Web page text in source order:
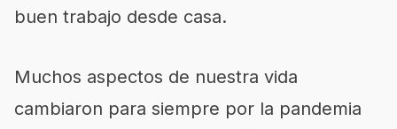
buen trabajo desde casa.
Muchos aspectos de nuestra vida
cambiaron para siempre por la pandemia